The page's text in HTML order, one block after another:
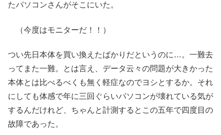
たパソコンさんがそこにいた。
（今度はモニターだ！！）
つい先日本体を買い換えたばかりだというのに…。一難去
ってまた一難。とは言え、データ云々の問題が大きかった
本体とは比べるべくも無く軽症なのでヨシとするか。それ
にしても体感で年に三回ぐらいパソコンが壊れている気が
するんだけれど、ちゃんと計測するとこの五年で四度目の
故障であった。